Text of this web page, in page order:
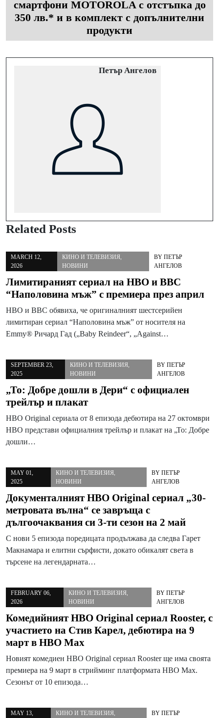
смартфони MOTOROLA с отстъпка до
350 лв.* и в комплект с допълнителни
продукти
Петър Ангелов
Related Posts
MARCH 12,
2026
КИНО И ТЕЛЕВИЗИЯ,
НОВИНИ
BY ПЕТЪР
АНГЕЛОВ
Лимитираният сериал на HBO и BBC
“Наполовина мъж” с премиера през април
HBO и BBC обявиха, че оригиналният шестсерийен
лимитиран сериал “Наполовина мъж” от носителя на
Emmy® Ричард Гад („Baby Reindeer“, „Against…
SEPTEMBER 23,
2025
КИНО И ТЕЛЕВИЗИЯ,
НОВИНИ
BYПЕТЪР
АНГЕЛОВ
„То: Добре дошли в Дери“ с официален
трейлър и плакат
HBO Original сериала от 8 епизода дебютира на 27 октомври
HBO представи официалния трейлър и плакат на „То: Добре
дошли…
MAY 01,
2025
КИНО И ТЕЛЕВИЗИЯ,
НОВИНИ
BY ПЕТЪР
АНГЕЛОВ
Документалният HBO Original сериал „30-
метровата вълна“ се завръща с
дългоочаквания си 3-ти сезон на 2 май
С нови 5 епизода поредицата продължава да следва Гарет
Макнамара и елитни сърфисти, докато обикалят света в
търсене на легендарната…
FEBRUARY 06,
2026
КИНО И ТЕЛЕВИЗИЯ,
НОВИНИ
BY ПЕТЪР
АНГЕЛОВ
Комедийният HBO Original сериал Rooster, с
участието на Стив Карел, дебютира на 9
март в HBO Max
Новият комедиен HBO Original сериал Rooster ще има своята
премиера на 9 март в стрийминг платформата HBO Max.
Сезонът от 10 епизода…
MAY 13,
КИНО И ТЕЛЕВИЗИЯ,
BY ПЕТЪР